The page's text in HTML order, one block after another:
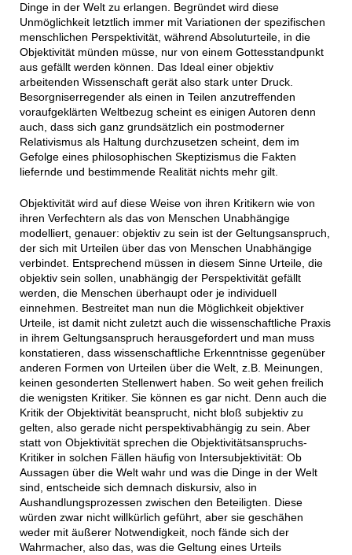
Dinge in der Welt zu erlangen. Begründet wird diese
Unmöglichkeit letztlich immer mit Variationen der spezifischen
menschlichen Perspektivität, während Absoluturteile, in die
Objektivität münden müsse, nur von einem Gottesstandpunkt
aus gefällt werden können. Das Ideal einer objektiv
arbeitenden Wissenschaft gerät also stark unter Druck.
Besorgniserregender als einen in Teilen anzutreffenden
voraufgeklärten Weltbezug scheint es einigen Autoren denn
auch, dass sich ganz grundsätzlich ein postmoderner
Relativismus als Haltung durchzusetzen scheint, dem im
Gefolge eines philosophischen Skeptizismus die Fakten
liefernde und bestimmende Realität nichts mehr gilt.
Objektivität wird auf diese Weise von ihren Kritikern wie von
ihren Verfechtern als das von Menschen Unabhängige
modelliert, genauer: objektiv zu sein ist der Geltungsanspruch,
der sich mit Urteilen über das von Menschen Unabhängige
verbindet. Entsprechend müssen in diesem Sinne Urteile, die
objektiv sein sollen, unabhängig der Perspektivität gefällt
werden, die Menschen überhaupt oder je individuell
einnehmen. Bestreitet man nun die Möglichkeit objektiver
Urteile, ist damit nicht zuletzt auch die wissenschaftliche Praxis
in ihrem Geltungsanspruch herausgefordert und man muss
konstatieren, dass wissenschaftliche Erkenntnisse gegenüber
anderen Formen von Urteilen über die Welt, z.B. Meinungen,
keinen gesonderten Stellenwert haben. So weit gehen freilich
die wenigsten Kritiker. Sie können es gar nicht. Denn auch die
Kritik der Objektivität beansprucht, nicht bloß subjektiv zu
gelten, also gerade nicht perspektivabhängig zu sein. Aber
statt von Objektivität sprechen die Objektivitätsanspruchs-
Kritiker in solchen Fällen häufig von Intersubjektivität: Ob
Aussagen über die Welt wahr und was die Dinge in der Welt
sind, entscheide sich demnach diskursiv, also in
Aushandlungsprozessen zwischen den Beteiligten. Diese
würden zwar nicht willkürlich geführt, aber sie geschähen
weder mit äußerer Notwendigkeit, noch fände sich der
Wahrmacher, also das, was die Geltung eines Urteils